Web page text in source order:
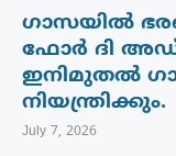
ഗാസയിൽ
ഫോർ ദി
ഇനിമുതൽ
നിയന്ത്രിക്കും.
July 7, 2026